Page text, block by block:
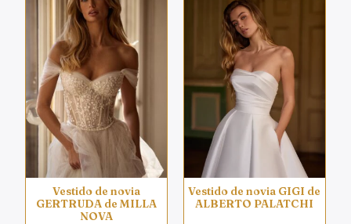
Vestido de novia
GERTRUDA de MILLA
NOVA
Vestido de novia GIGI de
ALBERTO PALATCHI